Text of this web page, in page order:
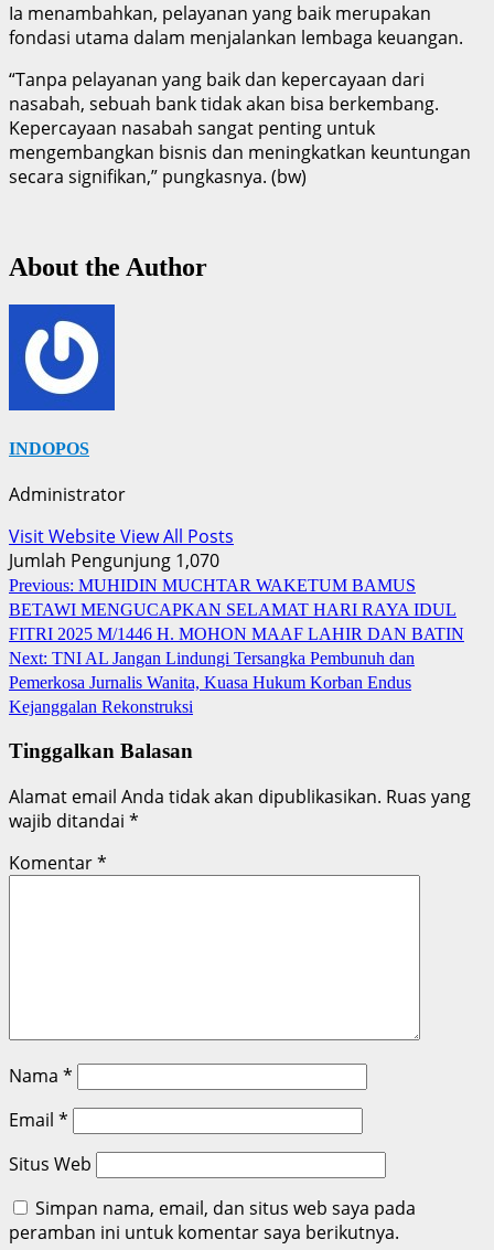
Ia menambahkan, pelayanan yang baik merupakan
fondasi utama dalam menjalankan lembaga keuangan.
“Tanpa pelayanan yang baik dan kepercayaan dari
nasabah, sebuah bank tidak akan bisa berkembang.
Kepercayaan nasabah sangat penting untuk
mengembangkan bisnis dan meningkatkan keuntungan
secara signifikan,” pungkasnya. (bw)
About the Author
INDOPOS
Administrator
Visit WebsiteView All Posts
Jumlah Pengunjung 1,070
Post
navigation
Previous: MUHIDIN MUCHTAR WAKETUM BAMUS
BETAWI MENGUCAPKAN SELAMAT HARI RAYA IDUL
FITRI 2025 M/1446 H. MOHON MAAF LAHIR DAN BATIN
Next: TNI AL Jangan Lindungi Tersangka Pembunuh dan
Pemerkosa Jurnalis Wanita, Kuasa Hukum Korban Endus
Kejanggalan Rekonstruksi
Tinggalkan Balasan
Alamat email Anda tidak akan dipublikasikan. Ruas yang
wajib ditandai *
Komentar*
Nama *
Email *
Situs Web
Simpan nama, email, dan situs web saya pada
peramban ini untuk komentar saya berikutnya.